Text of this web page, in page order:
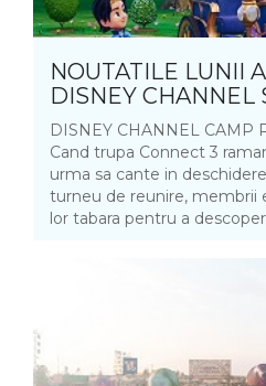
NOUTATILE LUNII
DISNEY CHANNEL
DISNEY CHANNEL CAMP
Cand trupa Connect 3
urma sa cante in
turneu de reunire, membrii
lor tabara pentru a